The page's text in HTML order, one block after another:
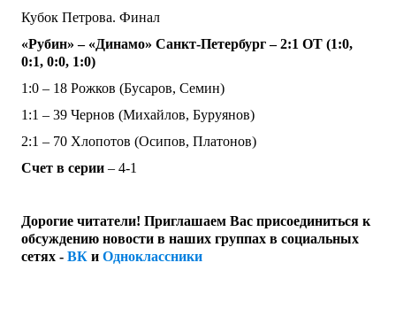
Кубок Петрова. Финал
«Рубин» – «Динамо» Санкт-Петербург – 2:1 ОТ (1:0,
0:1, 0:0, 1:0)
1:0 – 18 Рожков (Бусаров, Семин)
1:1 – 39 Чернов (Михайлов, Буруянов)
2:1 – 70 Хлопотов (Осипов, Платонов)
Счет в серии – 4-1
Дорогие читатели! Приглашаем Вас присоединиться к
обсуждению новости в наших группах в социальных
сетях - ВК и Одноклассники